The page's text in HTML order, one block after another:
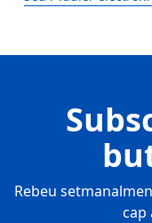
Rebeu
cap